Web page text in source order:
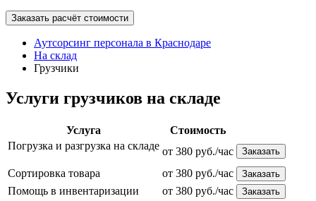
Заказать расчёт стоимости
Аутсорсинг персонала в Краснодаре
На склад
Грузчики
Услуги грузчиков на складе
Услуга
Стоимость
Погрузка и разгрузка на складе от 380 руб./час Заказать
Сортировка товара от 380 руб./час Заказать
Помощь в инвентаризации от 380 руб./час Заказать